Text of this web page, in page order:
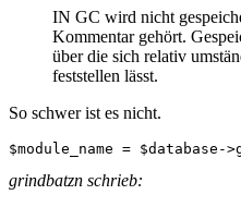
IN GC wird nicht
Kommentar gehört.
über die sich relativ
feststellen lässt.
So schwer ist es nicht.
$module_name = $database-
grindbatzn schrieb: